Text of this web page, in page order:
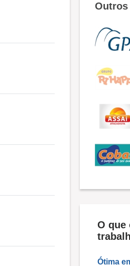
O que
Ótima